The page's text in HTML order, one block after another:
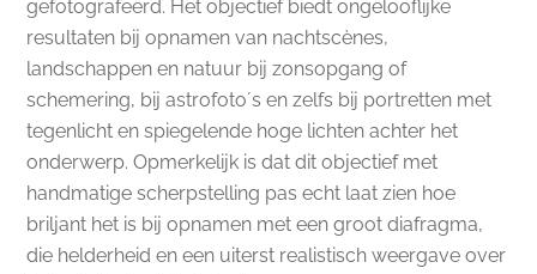
gefotografeerd. Het objectief biedt ongelooflijke
resultaten bij opnamen van nachtscènes,
landschappen en natuur bij zonsopgang of
schemering, bij astrofoto´s en zelfs bij portretten met
tegenlicht en spiegelende hoge lichten achter het
onderwerp. Opmerkelijk is dat dit objectief met
handmatige scherpstelling pas echt laat zien hoe
briljant het is bij opnamen met een groot diafragma,
die helderheid en een uiterst realistisch weergave over